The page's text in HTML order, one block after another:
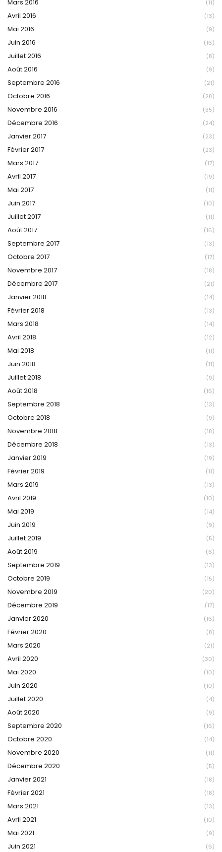
Mars 2016 (11)
Avril 2016 (13)
Mai 2016 (9)
Juin 2016 (16)
Juillet 2016 (8)
Août 2016 (9)
Septembre 2016 (21)
Octobre 2016 (28)
Novembre 2016 (35)
Décembre 2016 (24)
Janvier 2017 (23)
Février 2017 (23)
Mars 2017 (17)
Avril 2017 (19)
Mai 2017 (11)
Juin 2017 (10)
Juillet 2017 (11)
Août 2017 (16)
Septembre 2017 (13)
Octobre 2017 (17)
Novembre 2017 (18)
Décembre 2017 (21)
Janvier 2018 (14)
Février 2018 (13)
Mars 2018 (14)
Avril 2018 (12)
Mai 2018 (11)
Juin 2018 (11)
Juillet 2018 (9)
Août 2018 (16)
Septembre 2018 (13)
Octobre 2018 (9)
Novembre 2018 (18)
Décembre 2018 (13)
Janvier 2019 (19)
Février 2019 (11)
Mars 2019 (13)
Avril 2019 (10)
Mai 2019 (14)
Juin 2019 (9)
Juillet 2019 (5)
Août 2019 (6)
Septembre 2019 (13)
Octobre 2019 (15)
Novembre 2019 (20)
Décembre 2019 (17)
Janvier 2020 (16)
Février 2020 (8)
Mars 2020 (21)
Avril 2020 (30)
Mai 2020 (10)
Juin 2020 (10)
Juillet 2020 (4)
Août 2020 (9)
Septembre 2020 (16)
Octobre 2020 (14)
Novembre 2020 (11)
Décembre 2020 (5)
Janvier 2021 (18)
Février 2021 (18)
Mars 2021 (13)
Avril 2021 (10)
Mai 2021 (9)
Juin 2021 (6)